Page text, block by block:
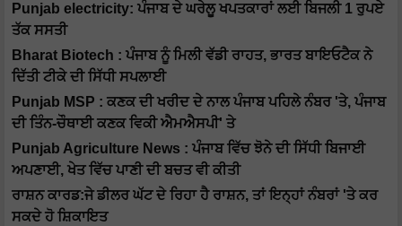
Punjab electricity: ਪੰਜਾਬ ਦੇ ਘਰੇਲੂ ਖਪਤਕਾਰਾਂ ਲਈ ਬਿਜਲੀ 1 ਰੁਪਏ
ਤੱਕ ਸਸਤੀ
Bharat Biotech : ਪੰਜਾਬ ਨੂੰ ਮਿਲੀ ਵੱਡੀ ਰਾਹਤ, ਭਾਰਤ ਬਾਇਓਟੈਕ ਨੇ
ਦਿੱਤੀ ਟੀਕੇ ਦੀ ਸਿੱਧੀ ਸਪਲਾਈ
Punjab MSP : ਕਣਕ ਦੀ ਖਰੀਦ ਦੇ ਨਾਲ ਪੰਜਾਬ ਪਹਿਲੇ ਨੰਬਰ 'ਤੇ, ਪੰਜਾਬ
ਦੀ ਤਿੰਨ-ਚੌਥਾਈ ਕਣਕ ਵਿਕੀ ਐਮਐਸਪੀ' ਤੇ
Punjab Agriculture News : ਪੰਜਾਬ ਵਿੱਚ ਝੋਨੇ ਦੀ ਸਿੱਧੀ ਬਿਜਾਈ
ਅਪਣਾਈ, ਖੇਤ ਵਿੱਚ ਪਾਣੀ ਦੀ ਬਚਤ ਵੀ ਕੀਤੀ
ਰਾਸ਼ਨ ਕਾਰਡ:ਜੇ ਡੀਲਰ ਘੱਟ ਦੇ ਰਿਹਾ ਹੈ ਰਾਸ਼ਨ, ਤਾਂ ਇਨ੍ਹਾਂ ਨੰਬਰਾਂ 'ਤੇ ਕਰ
ਸਕਦੇ ਹੋ ਸ਼ਿਕਾਇਤ